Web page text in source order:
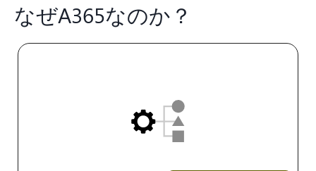
なぜA365なのか？